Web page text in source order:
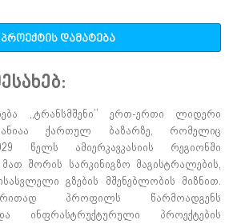
პროექტის დამატება
,,ტრანსმშენი’’ ერთ-ერთი ლიდერი
ქართულ ბაზარზე, რომელიც
წელს ამიერკავკასიის რეგიონში
შორის სარკინიგზო მაგისტრალების,
გზების მშენებლობის მიზნით.
პროფილს წარმოადგენს
ინფრასტრუქტურული პროექტების